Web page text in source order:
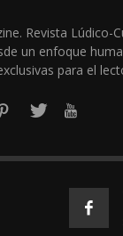
Revista Lúdico-
un enfoque
para el